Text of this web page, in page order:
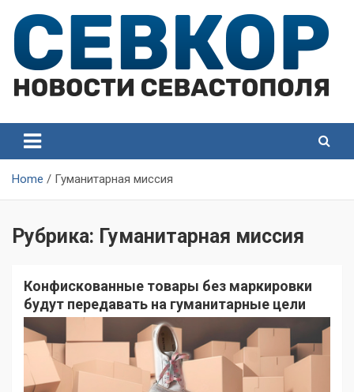
content
Севастополя
Севастополя
Home Гуманитарная миссия
Рубрика: Гуманитарная миссия
Конфискованные товары без маркировки
будут передавать на гуманитарные цели